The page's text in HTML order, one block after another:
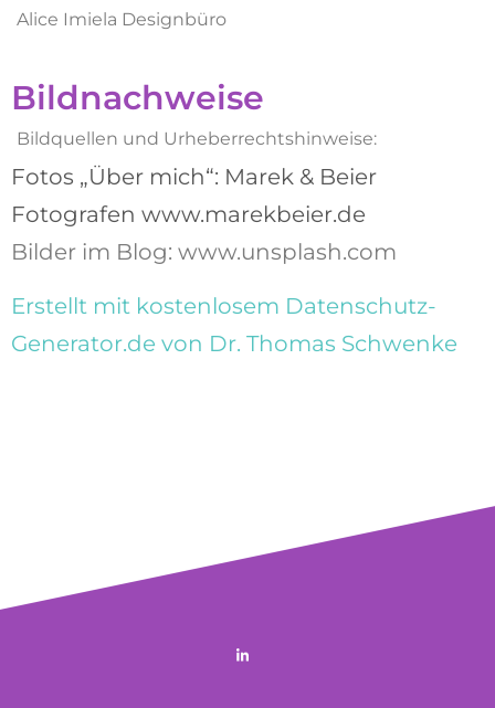
Alice Imiela Designbüro
Bildnachweise
Bildquellen und Urheberrechtshinweise:
Fotos „Über mich“: Marek & Beier
Fotografen www.marekbeier.de
Bilder im Blog: www.unsplash.com
Erstellt mit kostenlosem Datenschutz-
Generator.de von Dr. Thomas Schwenke